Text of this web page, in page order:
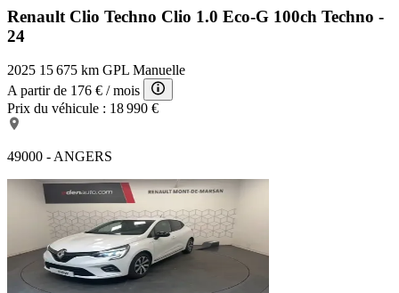
Renault Clio Techno Clio 1.0 Eco-G 100ch Techno -
24
2025 15 675 km GPL Manuelle
A partir de 176 € / mois
Prix du véhicule : 18 990 €
49000 - ANGERS